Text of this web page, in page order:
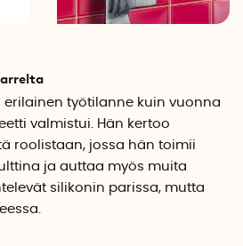
erilainen työtilanne kuin vuonna
valmistui. Hän kertoo
roolistaan, jossa hän toimii
ja auttaa myös muita
silikonin parissa, mutta